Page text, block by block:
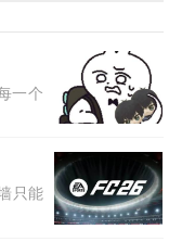
一个
只能